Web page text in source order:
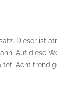
Dieser ist
Auf diese
Acht